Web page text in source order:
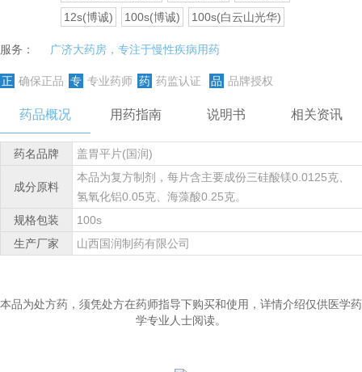
12s(博诚)
100s(博诚) 100s(白云山光华)
服务： 广济大药房，专注于慢性疾病用药
正 确保正品 专 专业药师 药 药监认证 品 品牌授权
药品概况 用药指南 说明书 相关资讯
药名品牌 盖胃平片(国润)
成分原料
本品为复方制剂，每片含主要成份三硅酸镁0.0125克、
氢氧化铝0.05克、海藻酸0.25克。
规格包装
100s
生产厂家
山西国润制药有限公司
本品为处方药，须凭处方在药师指导下购买和使用，详情介绍仅供医学药
学专业人士阅读。